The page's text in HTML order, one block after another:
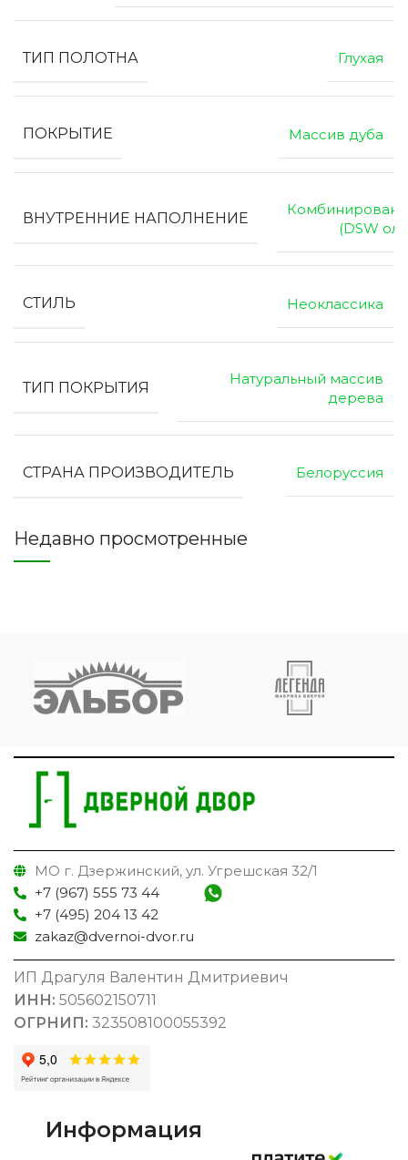
ТИП ПОЛОТНА Глухая
ПОКРЫТИЕ Массив дуба
ВНУТРЕННИЕ НАПОЛНЕНИЕ
(DSW
СТИЛЬ Неоклассика
ТИП ПОКРЫТИЯ
Натуральный массив
дерева
СТРАНА ПРОИЗВОДИТЕЛЬ Белоруссия
Недавно просмотренные
МО г. Дзержинский, ул. Угрешская 32/1
+7 (967) 555 73 44
+7 (495) 204 13 42
zakaz@dvernoi-dvor.ru
ИП Драгуля Валентин Дмитриевич
ИНН: 505602150711
ОГРНИП: 323508100055392
Информация